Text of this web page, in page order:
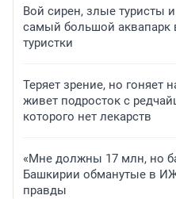
Вой сирен, злые туристы
самый большой аквапарк
туристки
Теряет зрение, но гоняет
живет подросток с
которого нет лекарств
«Мне должны 17 млн, но
Башкирии обманутые в
правды